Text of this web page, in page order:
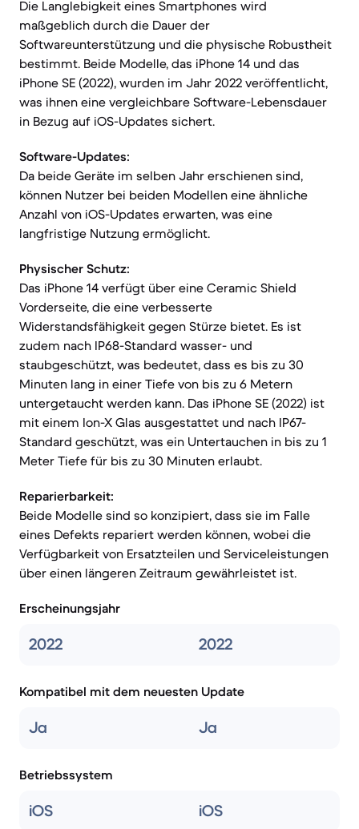
Die Langlebigkeit eines Smartphones wird
maßgeblich durch die Dauer der
Softwareunterstützung und die physische Robustheit
bestimmt. Beide Modelle, das iPhone 14 und das
iPhone SE (2022), wurden im Jahr 2022 veröffentlicht,
was ihnen eine vergleichbare Software-Lebensdauer
in Bezug auf iOS-Updates sichert.
Software-Updates:
Da beide Geräte im selben Jahr erschienen sind,
können Nutzer bei beiden Modellen eine ähnliche
Anzahl von iOS-Updates erwarten, was eine
langfristige Nutzung ermöglicht.
Physischer Schutz:
Das iPhone 14 verfügt über eine Ceramic Shield
Vorderseite, die eine verbesserte
Widerstandsfähigkeit gegen Stürze bietet. Es ist
zudem nach IP68-Standard wasser- und
staubgeschützt, was bedeutet, dass es bis zu 30
Minuten lang in einer Tiefe von bis zu 6 Metern
untergetaucht werden kann. Das iPhone SE (2022) ist
mit einem Ion-X Glas ausgestattet und nach IP67-
Standard geschützt, was ein Untertauchen in bis zu 1
Meter Tiefe für bis zu 30 Minuten erlaubt.
Reparierbarkeit:
Beide Modelle sind so konzipiert, dass sie im Falle
eines Defekts repariert werden können, wobei die
Verfügbarkeit von Ersatzteilen und Serviceleistungen
über einen längeren Zeitraum gewährleistet ist.
Erscheinungsjahr
2022 2022
Kompatibel mit dem neuesten Update
Ja Ja
Betriebssystem
iOS iOS